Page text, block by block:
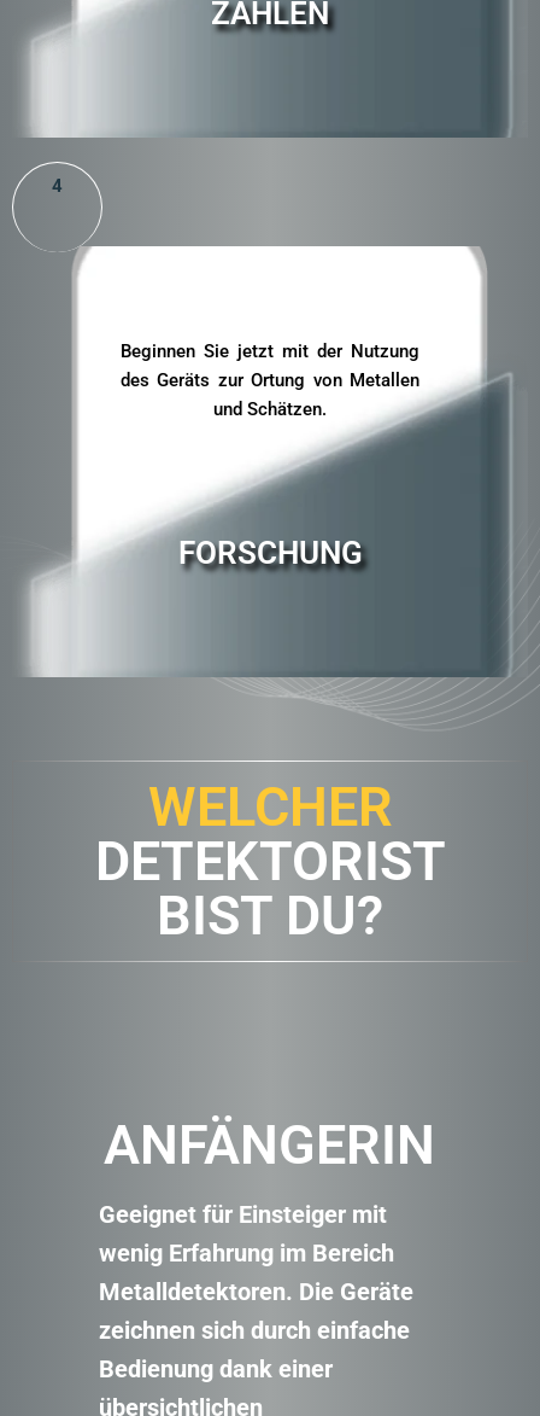
ZAHLEN
4
Beginnen Sie jetzt mit der Nutzung
des Geräts zur Ortung von Metallen
und Schätzen.
FORSCHUNG
WELCHER
DETEKTORIST
BIST DU?
ANFÄNGERIN
Geeignet für Einsteiger mit
wenig Erfahrung im Bereich
Metalldetektoren. Die Geräte
zeichnen sich durch einfache
Bedienung dank einer
übersichtlichen